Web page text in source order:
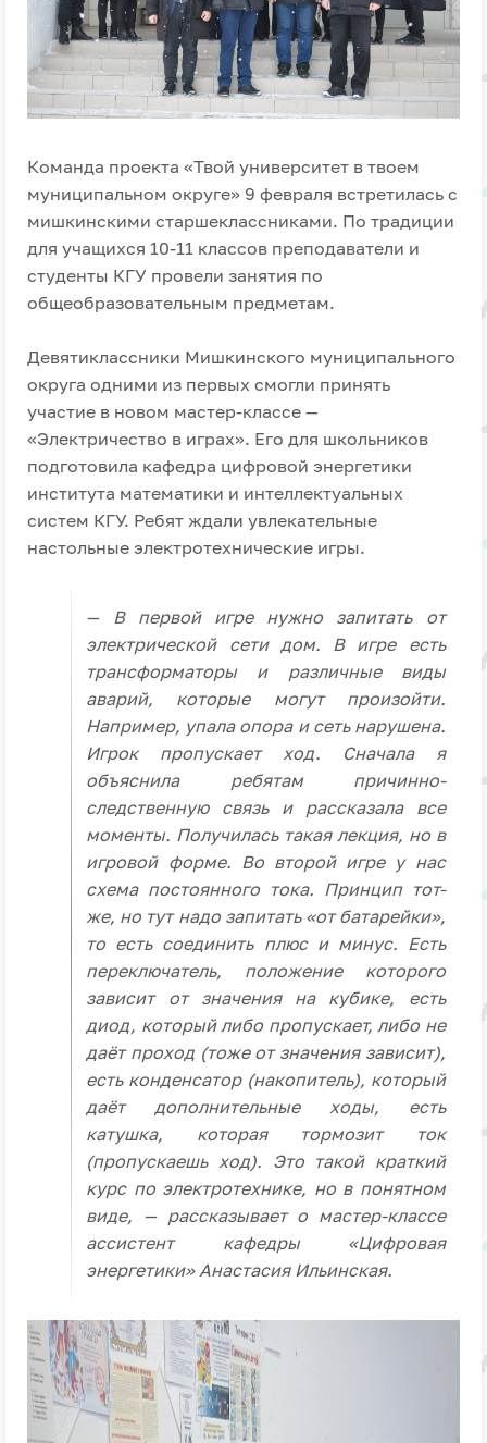
Команда проекта «Твой университет в твоем
муниципальном округе» 9 февраля встретилась с
мишкинскими старшеклассниками. По традиции
для учащихся 10-11 классов преподаватели и
студенты КГУ провели занятия по
общеобразовательным предметам.
Девятиклассники Мишкинского муниципального
округа одними из первых смогли принять
участие в новом мастер-классе —
«Электричество в играх». Его для школьников
подготовила кафедра цифровой энергетики
института математики и интеллектуальных
систем КГУ. Ребят ждали увлекательные
настольные электротехнические игры.
— В первой игре нужно запитать от
электрической сети дом. В игре есть
трансформаторы и различные виды
аварий, которые могут произойти.
Например, упала опора и сеть нарушена.
Игрок пропускает ход. Сначала я
объяснила ребятам причинно-
следственную связь и рассказала все
моменты. Получилась такая лекция, но в
игровой форме. Во второй игре у нас
схема постоянного тока. Принцип тот-
же, но тут надо запитать «от батарейки»,
то есть соединить плюс и минус. Есть
переключатель, положение которого
зависит от значения на кубике, есть
диод, который либо пропускает, либо не
даёт проход (тоже от значения зависит),
есть конденсатор (накопитель), который
даёт дополнительные ходы, есть
катушка, которая тормозит ток
(пропускаешь ход). Это такой краткий
курс по электротехнике, но в понятном
виде, — рассказывает о мастер-классе
ассистент кафедры «Цифровая
энергетики» Анастасия Ильинская.